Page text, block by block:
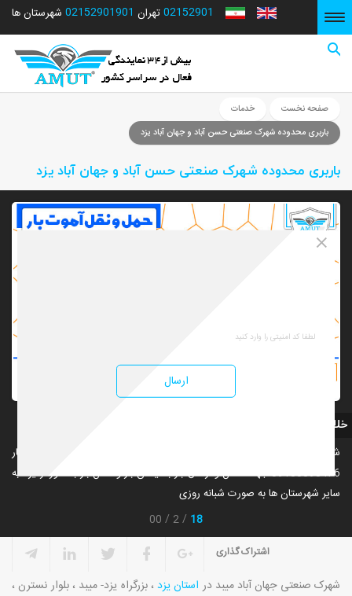
تهران 02152901901 02152901
صفحه نخست
خدمات
باربری محدوده شهرک صنعتی حسن آباد و جهان آباد یزد
باربری محدوده شهرک صنعتی حسن آباد و جهان آباد یزد
خلاصه
شماره تلفن باربری های شهرک صنعتی حسن آباد یزد و شرکت حمل بار
09133898476 جهت حمل و ارسال بار با نیسان بار و حمل بار با خاور از یزد به
سایر شهرستان ها به صورت شبانه روزی
18
2
00
اشتراک گذاری
شهرک صنعتی جهان آباد میبد در استان یزد، بزرگراه یزد- میبد ، بلوار نسترن ،
ارسال